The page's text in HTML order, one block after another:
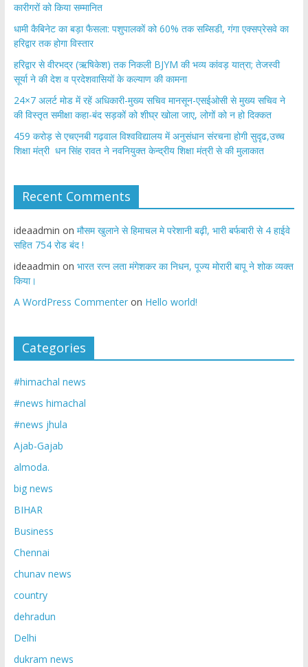
कारीगरों को किया सम्मानित
​धामी कैबिनेट का बड़ा फैसला: पशुपालकों को 60% तक सब्सिडी, गंगा एक्सप्रेसवे का
हरिद्वार तक होगा विस्तार
​हरिद्वार से वीरभद्र (ऋषिकेश) तक निकली BJYM की भव्य कांवड़ यात्रा; तेजस्वी
सूर्या ने की देश व प्रदेशवासियों के कल्याण की कामना
24×7 अलर्ट मोड में रहें अधिकारी-मुख्य सचिव मानसून-एसईओसी से मुख्य सचिव ने
की विस्तृत समीक्षा कहा-बंद सड़कों को शीघ्र खोला जाए, लोगों को न हो दिक्कत
459 करोड़ से एचएनबी गढ़वाल विश्वविद्यालय में अनुसंधान संरचना होगी सुदृढ,उच्च
शिक्षा मंत्री धन सिंह रावत ने नवनियुक्त केन्द्रीय शिक्षा मंत्री से की मुलाकात
Recent Comments
ideaadmin on मौसम खुलाने से हिमाचल मे परेशानी बढ़ी, भारी बर्फबारी से 4 हाईवे
सहित 754 रोड बंद !
ideaadmin on भारत रत्न लता मंगेशकर का निधन, पूज्य मोरारी बापू ने शोक व्यक्त
किया।
A WordPress Commenteron Hello world!
Categories
#himachal news
#news himachal
#news jhula
Ajab-Gajab
almoda.
big news
BIHAR
Business
Chennai
chunav news
country
dehradun
Delhi
dukram news